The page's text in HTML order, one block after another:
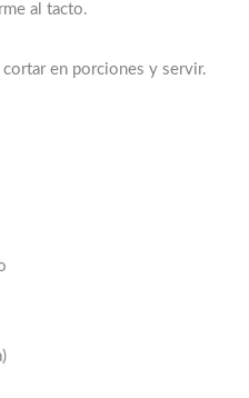
al tacto.
cortar en porciones y servir.